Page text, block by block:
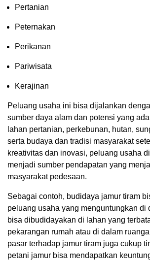
Pertanian
Peternakan
Perikanan
Pariwisata
Kerajinan
Peluang usaha ini bisa dijalankan
sumber daya alam dan potensi yang
lahan pertanian, perkebunan, hutan,
serta budaya dan tradisi masyarakat
kreativitas dan inovasi, peluang usaha
menjadi sumber pendapatan yang
masyarakat pedesaan.
Sebagai contoh, budidaya jamur tiram
peluang usaha yang menguntungkan di
bisa dibudidayakan di lahan yang
pekarangan rumah atau di dalam
pasar terhadap jamur tiram juga cukup
petani jamur bisa mendapatkan